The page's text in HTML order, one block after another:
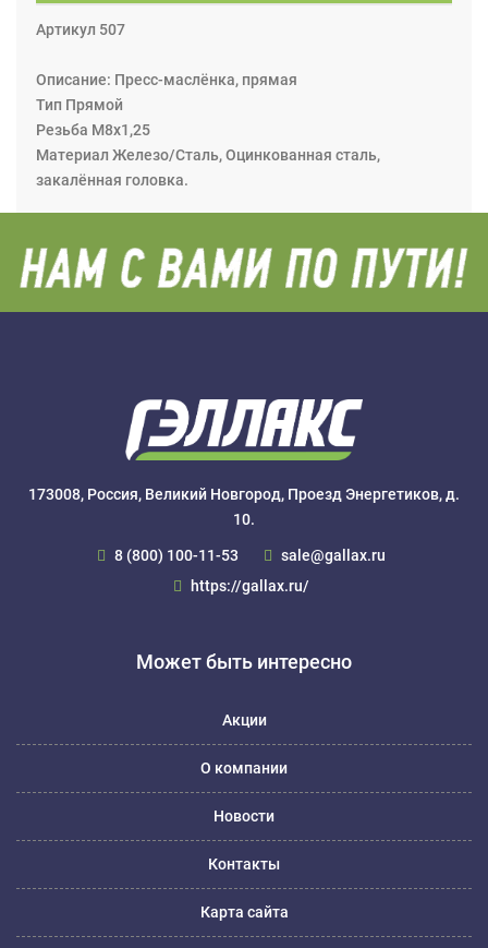
Артикул 507
Описание: Пресс-маслёнка, прямая
Тип Прямой
Резьба M8x1,25
Материал Железо/Сталь, Оцинкованная сталь,
закалённая головка.
173008, Россия, Великий Новгород, Проезд Энергетиков, д.
10.
8 (800) 100-11-53
sale@gallax.ru
https://gallax.ru/
Может быть интересно
Акции
О компании
Новости
Контакты
Карта сайта